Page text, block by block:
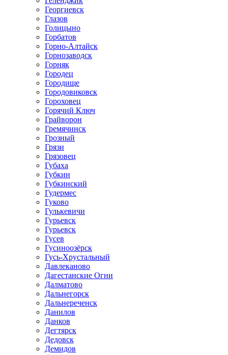
Георгиевск
Глазов
Голицыно
Горбатов
Горно-Алтайск
Горнозаводск
Горняк
Городец
Городище
Городовиковск
Гороховец
Горячий Ключ
Грайворон
Гремячинск
Грозный
Грязи
Грязовец
Губаха
Губкин
Губкинский
Гудермес
Гуково
Гулькевичи
Гурьевск
Гурьевск
Гусев
Гусиноозёрск
Гусь-Хрустальный
Давлеканово
Дагестанские Огни
Далматово
Дальнегорск
Дальнереченск
Данилов
Данков
Дегтярск
Дедовск
Демидов